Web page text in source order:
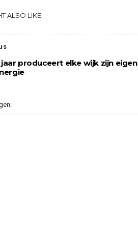
ALSO LIKE
produceert elke wijk zijn eigen